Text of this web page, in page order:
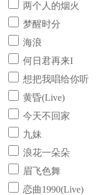
两个人的烟火
梦醒时分
海浪
何日君再来I
想把我唱给你听
黄昏(Live)
今天不回家
九妹
浪花一朵朵
眉飞色舞
恋曲1990(Live)